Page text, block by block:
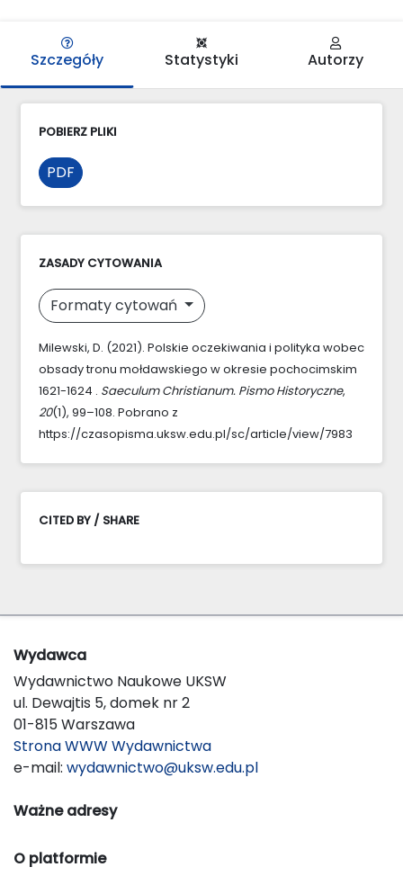
Szczegóły Statystyki Autorzy
POBIERZ PLIKI
PDF
ZASADY CYTOWANIA
Formaty cytowań
Milewski, D. (2021). Polskie oczekiwania i polityka wobec
obsady tronu mołdawskiego w okresie pochocimskim
1621-1624 . Saeculum Christianum. Pismo Historyczne,
20(1), 99–108. Pobrano z
https://czasopisma.uksw.edu.pl/sc/article/view/7983
CITED BY / SHARE
Wydawca
Wydawnictwo Naukowe UKSW
ul. Dewajtis 5, domek nr 2
01-815 Warszawa
Strona WWW Wydawnictwa
e-mail: wydawnictwo@uksw.edu.pl
Ważne adresy
O platformie